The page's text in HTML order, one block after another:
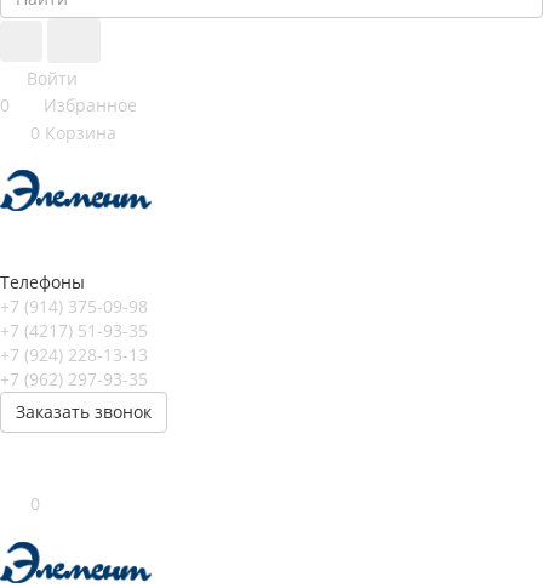
Войти
0
Избранное
0 Корзина
Телефоны
+7 (914) 375-09-98
+7 (4217) 51-93-35
+7 (924) 228-13-13
+7 (962) 297-93-35
Заказать звонок
0